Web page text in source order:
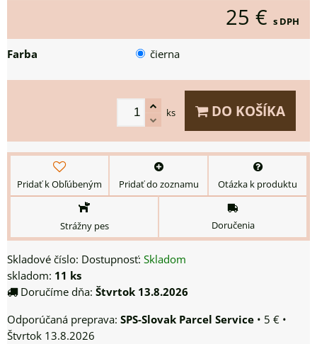
25 € s DPH
Farba čierna
ks DO KOŠÍKA
Pridať k Obľúbeným Pridať do zoznamu Otázka k produktu
Strážny pes Doručenia
Skladové číslo: Dostupnosť: Skladom
skladom: 11 ks
Doručíme dňa: Štvrtok 13.8.2026
SPS-Slovak Parcel Service • 5 € •
Štvrtok 13.8.2026